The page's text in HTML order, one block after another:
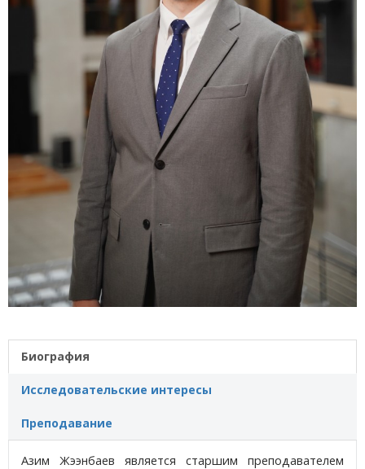
Биография
Исследовательские интересы
Преподавание
Азим Жээнбаев является старшим преподавателем